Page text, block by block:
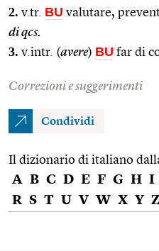
2. v.tr. BU valutare,
di qcs.
3. v.intr. (avere) BU far di
Correzioni e suggerimenti
Condividi
Il dizionario di italiano
A B C D E F G H I
R S T U V W X Y Z